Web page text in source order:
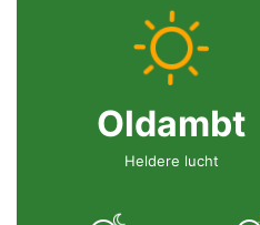
Oldambt
Heldere lucht